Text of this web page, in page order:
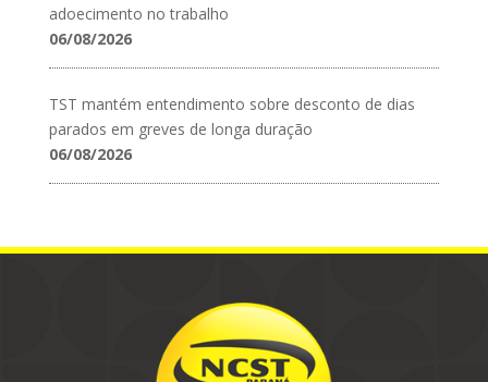
adoecimento no trabalho
06/08/2026
TST mantém entendimento sobre desconto de dias
parados em greves de longa duração
06/08/2026